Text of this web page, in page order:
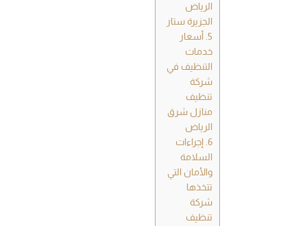
الرياض
الجزيرة ستار
5. أسعار
خدمات
التنظيف في
شركة
تنظيف
منازل شرق
الرياض
6. إجراءات
السلامة
والأمان التي
تتخذها
شركة
تنظيف